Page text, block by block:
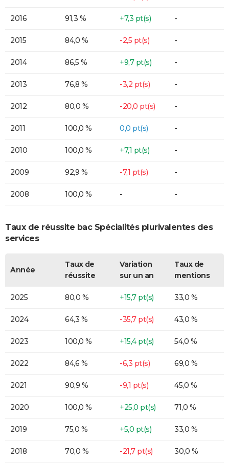
2016 91,3 % +7,3 pt(s) -
2015 84,0 % -2,5 pt(s) -
2014 86,5 % +9,7 pt(s) -
2013 76,8 % -3,2 pt(s) -
2012 80,0 % -20,0 pt(s) -
2011 100,0 % 0,0 pt(s) -
2010 100,0 % +7,1 pt(s) -
2009 92,9 % -7,1 pt(s) -
2008 100,0 % - -
Taux de réussite bac Spécialités plurivalentes des
services
Année
Taux de
réussite
Variation
sur un an
Taux de
mentions
2025 80,0 % +15,7 pt(s) 33,0 %
2024 64,3 % -35,7 pt(s) 43,0 %
2023 100,0 % +15,4 pt(s) 54,0 %
2022 84,6 % -6,3 pt(s) 69,0 %
2021 90,9 % -9,1 pt(s) 45,0 %
2020 100,0 % +25,0 pt(s) 71,0 %
2019 75,0 % +5,0 pt(s) 33,0 %
2018 70,0 % -21,7 pt(s) 30,0 %